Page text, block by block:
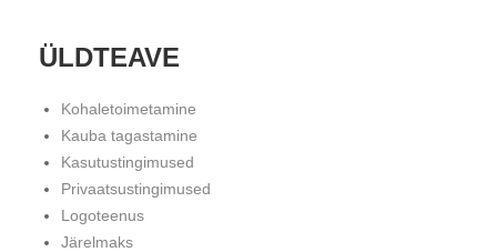
ÜLDTEAVE
Kohaletoimetamine
Kauba tagastamine
Kasutustingimused
Privaatsustingimused
Logoteenus
Järelmaks